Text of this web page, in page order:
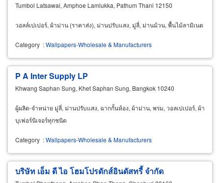
Tumbol Latsawai, Amphoe Lamlukka, Pathum Thani 12150
วอลล์เปเปอร์, ผ้าม่าน (ราคาส่ง), ม่านปรับแสง, มู่ลี่, ม่านม้วน, พื้นไม้ลามิเนต
Category :Wallpapers-Wholesale & Manufacturers
P A Inter Supply LP
Khwang Saphan Sung, Khet Saphan Sung, Bangkok 10240
ผู้ผลิต-จำหน่าย มู่ลี่, ม่านปรับแสง, ฉากกั้นห้อง, ผ้าม่าน, พรม, วอลเปเปอร์, ผ้า
บุเฟอร์นิเจอร์ทุกชนิด
Category :Wallpapers-Wholesale & Manufacturers
บริษัท เอ็ม ดี ไอ โฮมโปรดักส์อินดัสทรี้ จำกัด